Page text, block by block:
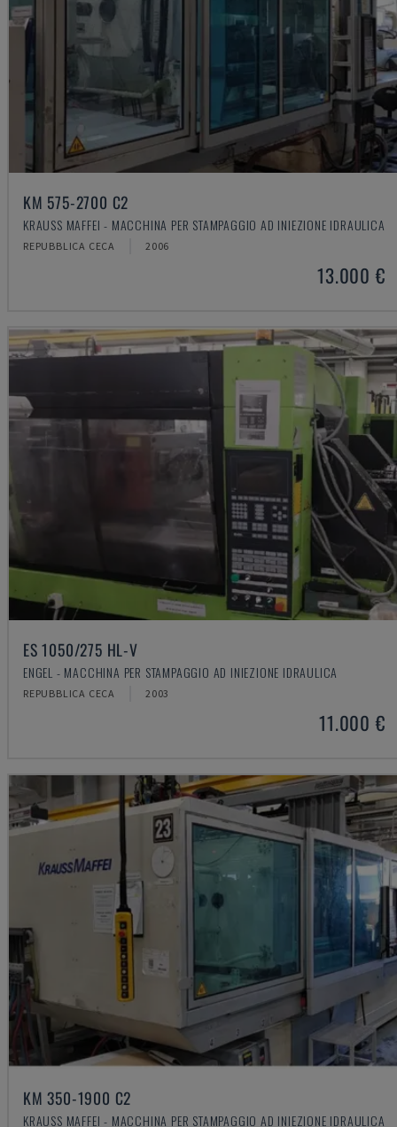
KM 575-2700 C2
KRAUSS MAFFEI - MACCHINA PER STAMPAGGIO AD INIEZIONE IDRAULICA
REPUBBLICA CECA 2006
13.000 €
ES 1050/275 HL-V
ENGEL - MACCHINA PER STAMPAGGIO AD INIEZIONE IDRAULICA
REPUBBLICA CECA 2003
11.000 €
KM 350-1900 C2
KRAUSS MAFFEI - MACCHINA PER STAMPAGGIO AD INIEZIONE IDRAULICA